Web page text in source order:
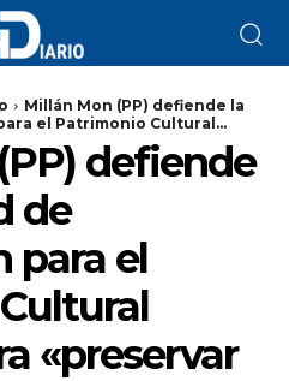
Millán Mon (PP) defiende la
el Patrimonio Cultural...
defiende
de
para el
«preservar